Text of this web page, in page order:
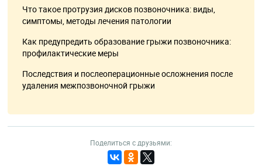
Что такое протрузия дисков позвоночника: виды,
симптомы, методы лечения патологии
Как предупредить образование грыжи позвоночника:
профилактические меры
Последствия и послеоперационные осложнения после
удаления межпозвоночной грыжи
Поделиться с друзьями: